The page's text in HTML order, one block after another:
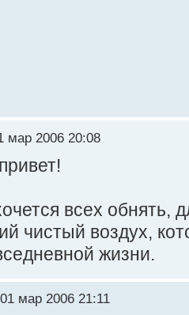
мар 2006 20:08
всех обнять,
чистый воздух,
жизни.
мар 2006 21:11